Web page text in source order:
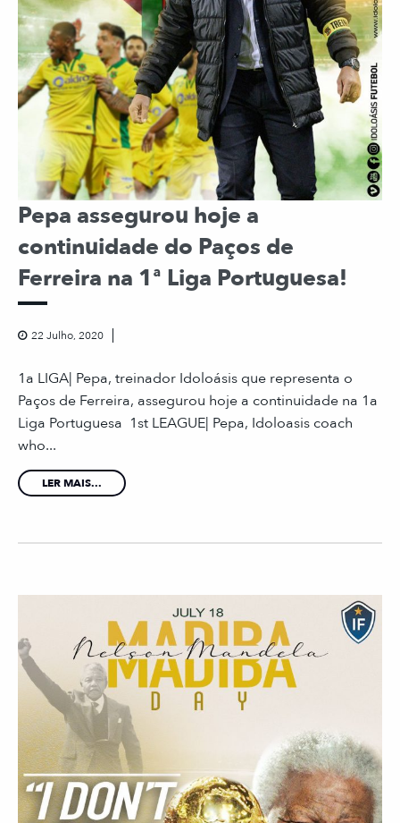
Pepa assegurou hoje a
continuidade do Paços de
Ferreira na 1ª Liga Portuguesa!
22 Julho, 2020
1a LIGA| Pepa, treinador Idoloásis que representa o
Paços de Ferreira, assegurou hoje a continuidade na 1a
Liga Portuguesa 1st LEAGUE| Pepa, Idoloasis coach
who...
LER MAIS...